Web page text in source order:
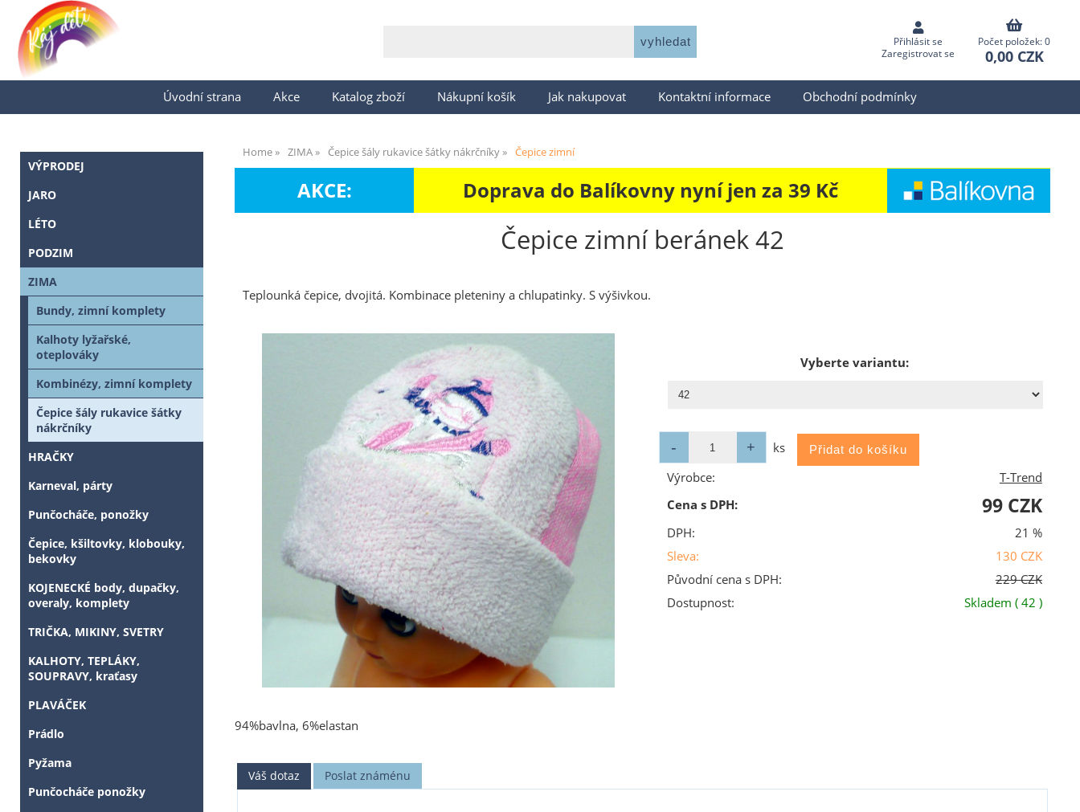
Přihlásit se
Zaregistrovat se
Počet položek: 0
0,00 CZK
Úvodní strana Akce Katalog zboží Nákupní košík Jak nakupovat Kontaktní informace Obchodní podmínky
Home ZIMA Čepice šály rukavice šátky nákrčníky Čepice zimní
AKCE: Doprava do Balíkovny nyní jen za 39 Kč
Čepice zimní beránek 42
Teplounká čepice, dvojitá. Kombinace pleteniny a chlupatinky. S výšivkou.
Vyberte variantu:
ks
Výrobce:
T-Trend
Cena s DPH:
99 CZK
DPH:
21 %
Sleva:
130 CZK
Původní cena s DPH:
229 CZK
Dostupnost:
Skladem ( 42 )
94%bavlna, 6%elastan
Váš dotaz Poslat známénu
VÝPRODEJ
JARO
LÉTO
PODZIM
ZIMA
Bundy, zimní komplety
Kalhoty lyžařské,
oteplováky
Kombinézy, zimní komplety
Čepice šály rukavice šátky
nákrčníky
HRAČKY
Karneval, párty
Punčocháče, ponožky
Čepice, kšiltovky, klobouky,
bekovky
KOJENECKÉ body, dupačky,
overaly, komplety
TRIČKA, MIKINY, SVETRY
KALHOTY, TEPLÁKY,
SOUPRAVY, kraťasy
PLAVÁČEK
Prádlo
Pyžama
Punčocháče ponožky